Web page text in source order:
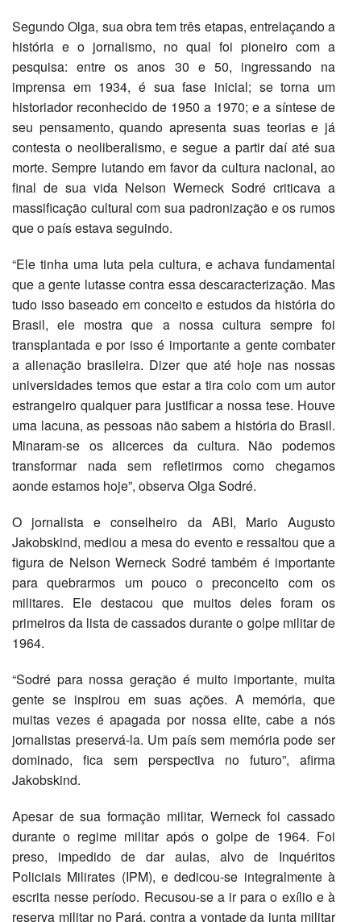
Segundo Olga, sua obra tem três etapas, entrelaçando a
história e o jornalismo, no qual foi pioneiro com a
pesquisa: entre os anos 30 e 50, ingressando na
imprensa em 1934, é sua fase inicial; se torna um
historiador reconhecido de 1950 a 1970; e a síntese de
seu pensamento, quando apresenta suas teorias e já
contesta o neoliberalismo, e segue a partir daí até sua
morte. Sempre lutando em favor da cultura nacional, ao
final de sua vida Nelson Werneck Sodré criticava a
massificação cultural com sua padronização e os rumos
que o país estava seguindo.
“Ele tinha uma luta pela cultura, e achava fundamental
que a gente lutasse contra essa descaracterização. Mas
tudo isso baseado em conceito e estudos da história do
Brasil, ele mostra que a nossa cultura sempre foi
transplantada e por isso é importante a gente combater
a alienação brasileira. Dizer que até hoje nas nossas
universidades temos que estar a tira colo com um autor
estrangeiro qualquer para justificar a nossa tese. Houve
uma lacuna, as pessoas não sabem a história do Brasil.
Minaram-se os alicerces da cultura. Não podemos
transformar nada sem refletirmos como chegamos
aonde estamos hoje”, observa Olga Sodré.
O jornalista e conselheiro da ABI, Mario Augusto
Jakobskind, mediou a mesa do evento e ressaltou que a
figura de Nelson Werneck Sodré também é importante
para quebrarmos um pouco o preconceito com os
militares. Ele destacou que muitos deles foram os
primeiros da lista de cassados durante o golpe militar de
1964.
“Sodré para nossa geração é muito importante, muita
gente se inspirou em suas ações. A memória, que
muitas vezes é apagada por nossa elite, cabe a nós
jornalistas preservá-la. Um país sem memória pode ser
dominado, fica sem perspectiva no futuro”, afirma
Jakobskind.
Apesar de sua formação militar, Werneck foi cassado
durante o regime militar após o golpe de 1964. Foi
preso, impedido de dar aulas, alvo de Inquéritos
Policiais Milirates (IPM), e dedicou-se integralmente à
escrita nesse período. Recusou-se a ir para o exílio e à
reserva militar no Pará, contra a vontade da junta militar